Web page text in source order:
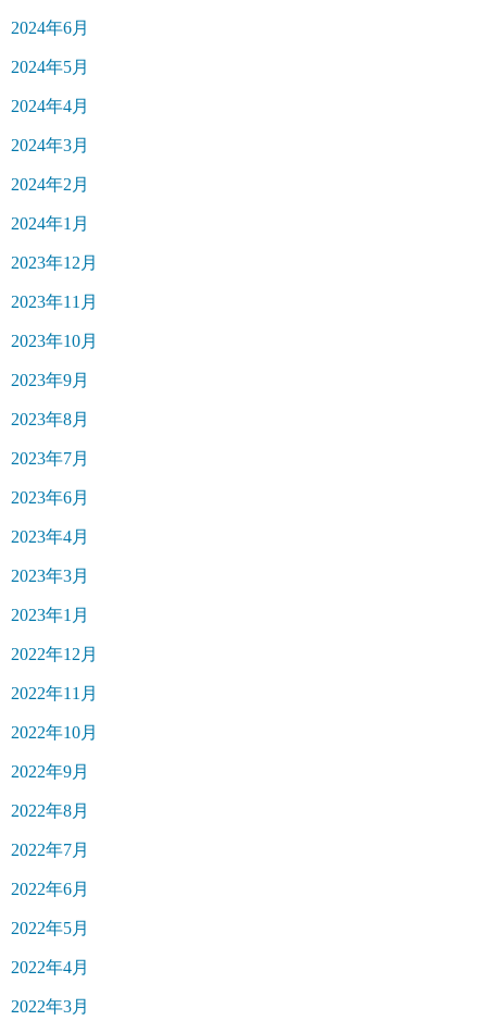
2024年6月
2024年5月
2024年4月
2024年3月
2024年2月
2024年1月
2023年12月
2023年11月
2023年10月
2023年9月
2023年8月
2023年7月
2023年6月
2023年4月
2023年3月
2023年1月
2022年12月
2022年11月
2022年10月
2022年9月
2022年8月
2022年7月
2022年6月
2022年5月
2022年4月
2022年3月